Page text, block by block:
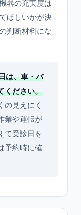
器の充実度は
ほしいかが決
判断材料にな
は、車・バ
ください。
の見えにく
業や運転が
て受診日を
予約時に確